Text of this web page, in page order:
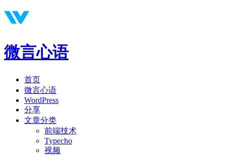
微言心语
首页
微言心语
WordPress
分享
文章分类
前端技术
Typecho
视频